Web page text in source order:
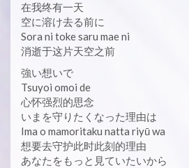
在我终有一天
空に溶け去る前に
Sora ni toke saru mae ni
消逝于这片天空之前
強い想いで
Tsuyoi omoi de
心怀强烈的思念
いまを守りたくなった理由は
Ima o mamoritaku natta riyū wa
想要去守护此时此刻的理由
あなたをもっと見ていたいから